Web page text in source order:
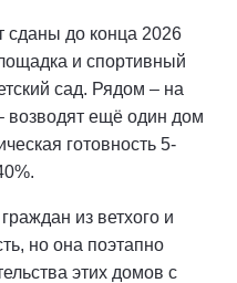
сданы до конца 2026
и спортивный
сад. Рядом – на
возводят ещё один дом
готовность 5-
из ветхого и
но она поэтапно
этих домов с